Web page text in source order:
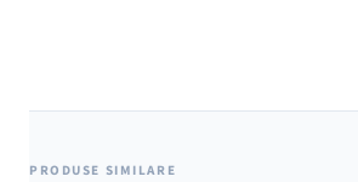
PRODUSE SIMILARE